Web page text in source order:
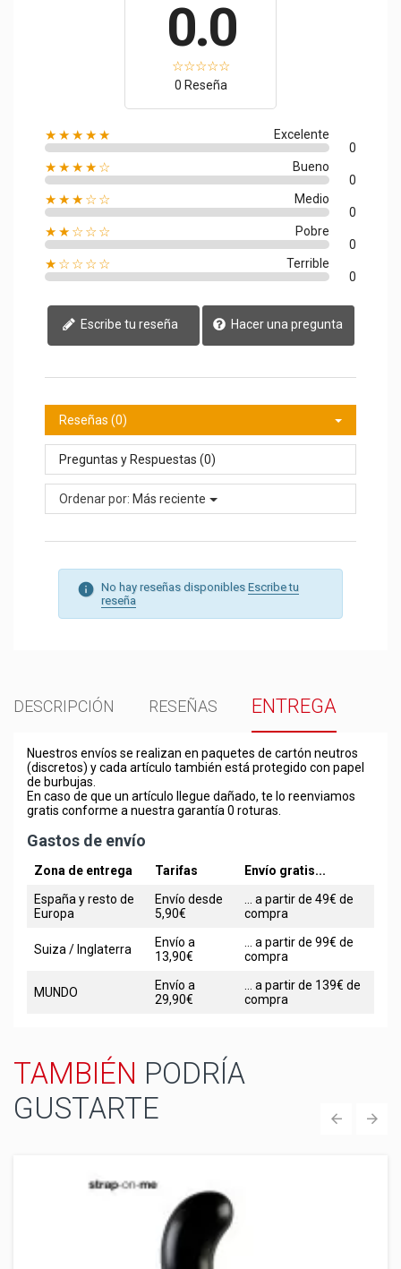
0.0
0 Reseña
★★★★★
Excelente
0
★★★★☆
Bueno
0
★★★☆☆
Medio
0
★★☆☆☆
Pobre
0
★☆☆☆☆
Terrible
0
Escribe tu reseña Hacer una pregunta
Reseñas (0)
Preguntas y Respuestas (0)
Ordenar por: Más reciente
No hay reseñas disponibles Escribe tu
reseña
DESCRIPCIÓN RESEÑAS ENTREGA
Nuestros envíos se realizan en paquetes de cartón neutros
(discretos) y cada artículo también está protegido con papel
de burbujas.
En caso de que un artículo llegue dañado, te lo reenviamos
gratis conforme a nuestra garantía 0 roturas.
Gastos de envío
Zona de entrega Tarifas
Envío gratis...
España y resto de
Europa
Envío desde
5,90€
... a partir de 49€ de
compra
Suiza / Inglaterra
Envío a
13,90€
... a partir de 99€ de
compra
MUNDO
Envío a
29,90€
... a partir de 139€ de
compra
TAMBIÉN PODRÍA
GUSTARTE